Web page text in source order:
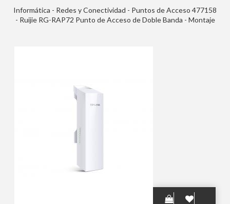
Informática - Redes y Conectividad - Puntos de Acceso 477158
- Ruijie RG-RAP72 Punto de Acceso de Doble Banda - Montaje